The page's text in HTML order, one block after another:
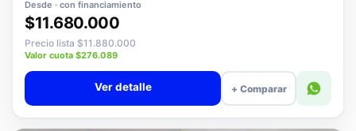
Desde · con financiamiento
$11.680.000
Precio lista $11.880.000
Valor cuota $276.089
+ Comparar